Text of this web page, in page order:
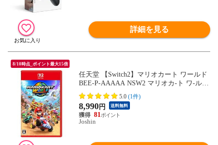
詳細を見る
8/10時点_ポイント最大15倍
任天堂 【Switch2】マリオカート ワールド
BEE-P-AAAAA NSW2 マリオカ-ト ワ-ルド
【返品種別B】
5.0 (1件)
8,990円 送料無料
81
Joshin